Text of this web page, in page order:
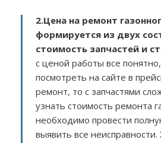
2.Цена на ремонт
формируется из двух
стоимость запчастей и
с ценой работы все
посмотреть на сайте в
ремонт, то с запчастями
узнать стоимость ремонта
необходимо провести
выявить все